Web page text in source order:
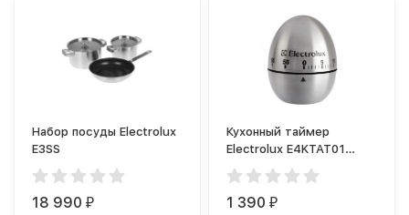
Набор посуды Electrolux
E3SS
18 990₽
Кухонный таймер
Electrolux E4KTAT01
таймер для кухни
1 390₽